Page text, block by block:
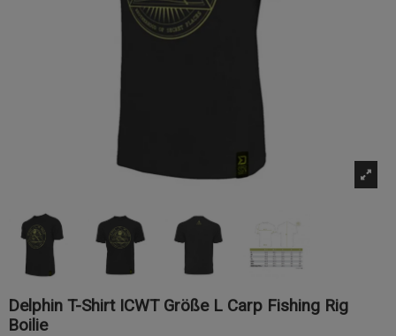
Delphin T-Shirt ICWT Größe L Carp Fishing Rig
Boilie